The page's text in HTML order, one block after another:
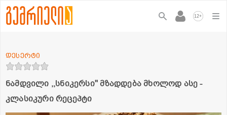
12+
ნამდვილი ,,სნიკერსი'' მზადდება მხოლოდ ასე -
კლასიკური რეცეპტი
დესერტი